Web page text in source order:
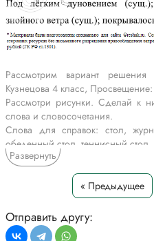
Рассмотрим вариант
Кузнецова 4 класс, Просвещение:
Рассмотри рисунки. Сделай к
слова и словосочетания.
Слова для справок: стол,
обеденный стол, теннисный стол.
Можно ли словом стол назвать
Сравни, что точнее,
словосочетание.
Как и слово, словосочетание
но только точнее, конкретнее.
Развернуть
« Предыдущее
Отправить другу: